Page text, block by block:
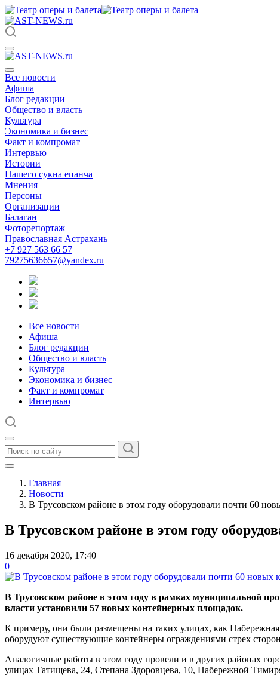
Все новости
Афиша
Блог редакции
Общество и власть
Культура
Экономика и бизнес
Факт и компромат
Интервью
Истории
Нашего сукна епанча
Мнения
Персоны
Организации
Балаган
Фоторепортаж
Православная Астрахань
+7 927 563 66 57
79275636657@yandex.ru
Все новости
Афиша
Блог редакции
Общество и власть
Культура
Экономика и бизнес
Факт и компромат
Интервью
Главная
Новости
В Трусовском районе в этом году оборудовали почти 60
В Трусовском районе в этом году
16 декабря 2020, 17:40
0
В Трусовском районе в этом году в рамках муниципальной
власти установили 57 новых контейнерных площадок.
К примеру, они были размещены на таких улицах, как
оборудуют существующие контейнеры ограждениями стрех
Аналогичные работы в этом году провели и в других районах
улицах Татищева, 24, Степана Здоровцева, 10, Набережной